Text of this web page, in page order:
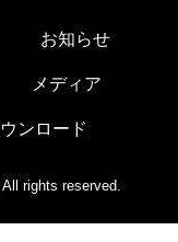
お知らせ
メディア
ンロード
rights reserved.